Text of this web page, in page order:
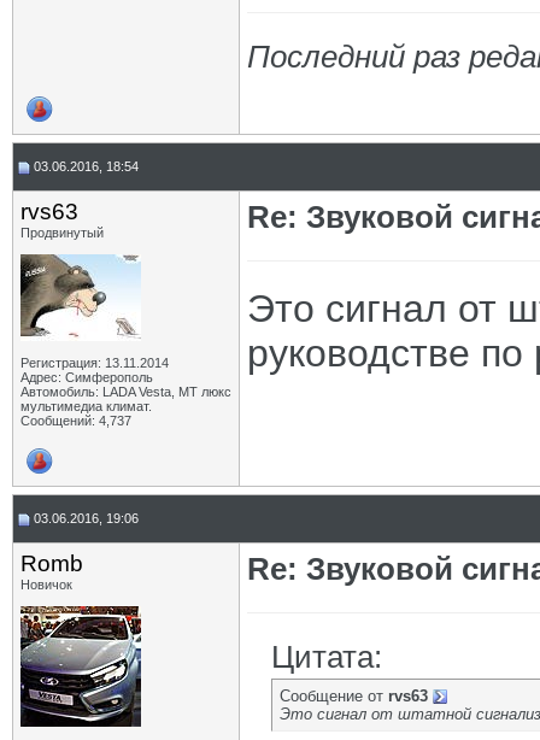
Последний раз
03.06.2016, 18:54
rvs63
Продвинутый
Регистрация: 13.11.2014
Адрес: Симферополь
Автомобиль: LADA Vesta, МТ люкс
мультимедиа климат.
Сообщений: 4,737
Re: Звуковой
Это сигнал от
руководстве
03.06.2016, 19:06
Romb
Новичок Re: Звуковой
Цитата:
Сообщение от rvs63
Это сигнал от штатной